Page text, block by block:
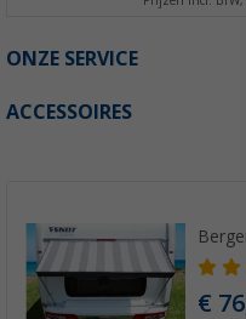
ONZE SERVICE
ACCESSOIRES
€